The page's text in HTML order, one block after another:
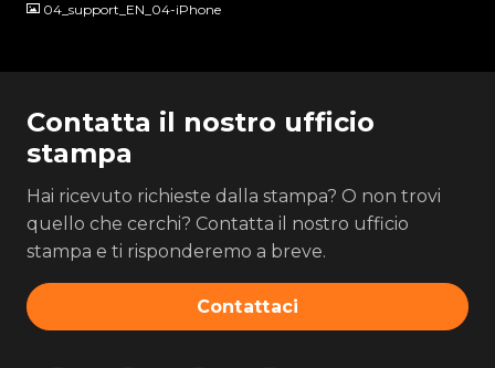
04_support_EN_04-iPhone
Contatta il nostro ufficio
stampa
Hai ricevuto richieste dalla stampa? O non trovi
quello che cerchi? Contatta il nostro ufficio
stampa e ti risponderemo a breve.
Contattaci